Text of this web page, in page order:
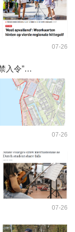
07-26
入令”…
07-26
07-26